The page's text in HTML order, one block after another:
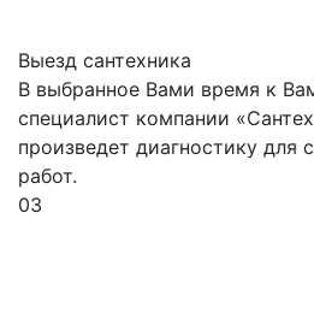
Выезд сантехника
В выбранное Вами время к
специалист компании
произведет диагностику для
работ.
03